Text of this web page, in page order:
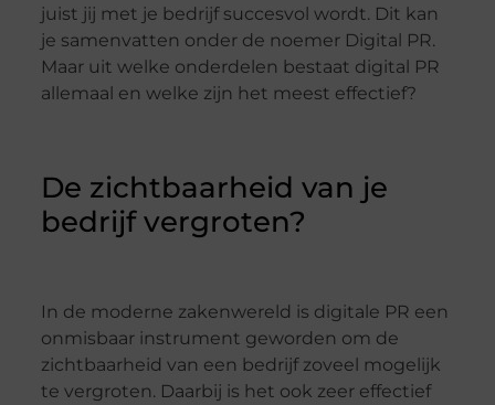
juist jij met je bedrijf succesvol wordt. Dit kan
je samenvatten onder de noemer Digital PR.
Maar uit welke onderdelen bestaat digital PR
allemaal en welke zijn het meest effectief?
De zichtbaarheid van je
bedrijf vergroten?
In de moderne zakenwereld is digitale PR een
onmisbaar instrument geworden om de
zichtbaarheid van een bedrijf zoveel mogelijk
te vergroten. Daarbij is het ook zeer effectief